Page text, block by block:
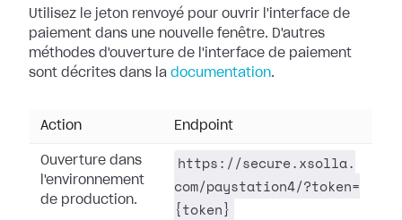
Utilisez le jeton renvoyé pour ouvrir l'interface de
paiement dans une nouvelle fenêtre. D'autres
méthodes d'ouverture de l'interface de paiement
sont décrites dans la documentation.
Action Endpoint
Ouverture dans
l'environnement
de production.
https://secure.xsolla.
com/paystation4/?token=
{token}